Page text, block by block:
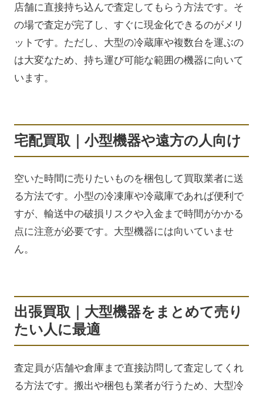
店舗に直接持ち込んで査定してもらう方法です。そ
の場で査定が完了し、すぐに現金化できるのがメリ
ットです。ただし、大型の冷蔵庫や複数台を運ぶの
は大変なため、持ち運び可能な範囲の機器に向いて
います。
宅配買取｜小型機器や遠方の人向け
空いた時間に売りたいものを梱包して買取業者に送
る方法です。小型の冷凍庫や冷蔵庫であれば便利で
すが、輸送中の破損リスクや入金まで時間がかかる
点に注意が必要です。大型機器には向いていませ
ん。
出張買取｜大型機器をまとめて売り
たい人に最適
査定員が店舗や倉庫まで直接訪問して査定してくれ
る方法です。搬出や梱包も業者が行うため、大型冷